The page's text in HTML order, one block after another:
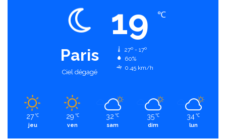
Paris
Ciel dégagé
19 ℃
27º - 17º
60%
0.45 km/h
27 ℃
jeu
29 ℃
ven
32 ℃
sam
35 ℃
dim
34 ℃
lun